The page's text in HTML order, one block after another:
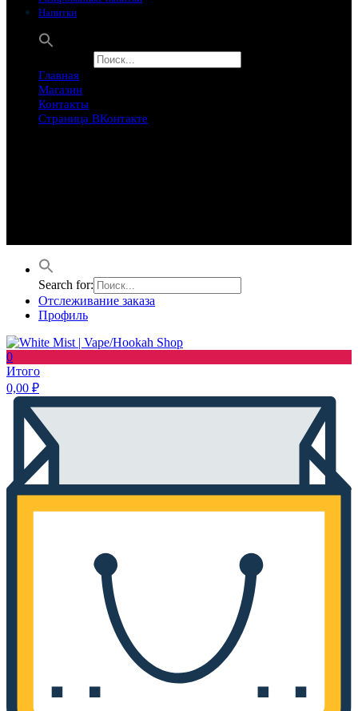
Напитки
Главная
Магазин
Контакты
Страница ВКонтакте
Search for:
Отслеживание заказа
Профиль
0
Итого
0,00 ₽